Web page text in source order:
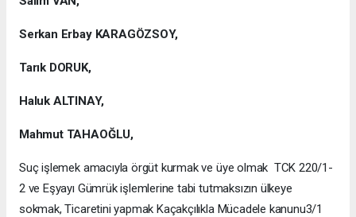
Serkan Erbay KARAGÖZSOY,
Tarık DORUK,
Haluk ALTINAY,
Mahmut TAHAOĞLU,
Suç işlemek amacıyla örgüt kurmak ve üye olmak TCK 220/1-
2 ve Eşyayı Gümrük işlemlerine tabi tutmaksızın ülkeye
sokmak, Ticaretini yapmak Kaçakçılıkla Mücadele kanunu3/1